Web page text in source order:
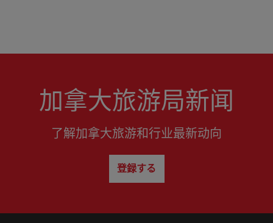
加拿大旅游局新闻
了解加拿大旅游和行业最新动向
登録する